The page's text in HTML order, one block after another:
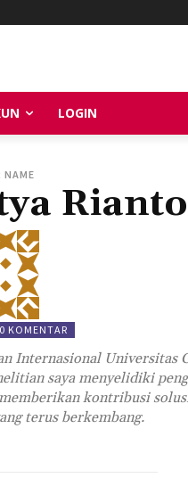
LOGIN
NAME
Rianto
0 KOMENTAR
Internasional Universitas
saya menyelidiki
kontribusi
terus berkembang.